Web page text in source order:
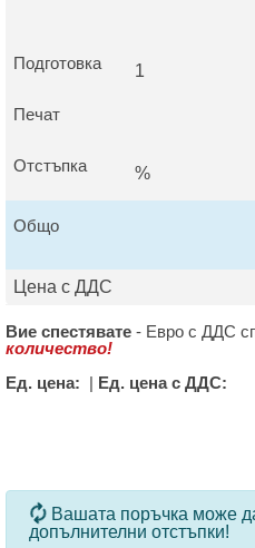
Подготовка
1
Печат
Отстъпка %
Общо
Цена с ДДС
Вие спестявате - Евро с ДДС
количество!
Ед. цена: | Ед. цена с ДДС:
За определени продукти
Вашата поръчка може
допълнителни отстъпки!